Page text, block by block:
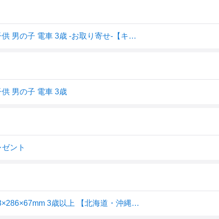
プラレール 車庫に変身トレインケース おもちゃ こども 子供 男の子 電車 3歳 -お取り寄せ-【キャンセル不可・北海道沖縄離島配送不可】 0389-4904810563839-ds
男の子 電車 3歳
ント
タカラトミー プラレール 車庫に変身! トレインケース 458×286×67mm 3歳以上 【北海道・沖縄・離島配送不可】